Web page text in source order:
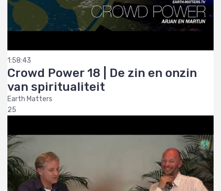
1:58:43
Crowd Power 18 | De zin en onzin
van spiritualiteit
Earth Matters
25